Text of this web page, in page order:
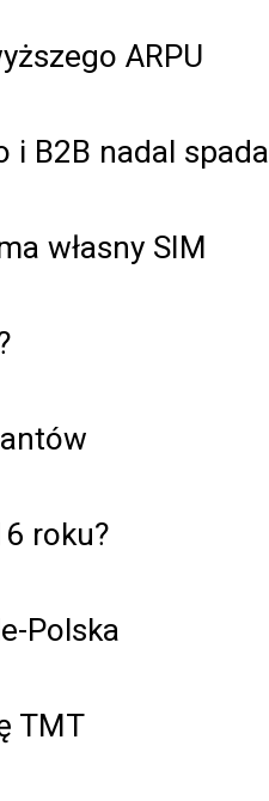
ARPU
i B2B nadal spada
własny SIM
roku?
Polska
TMT